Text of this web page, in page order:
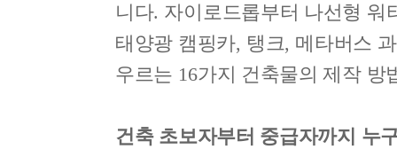
니다. 자이로드롭부터 나선형 워
태양광 캠핑카, 탱크, 메타버스
우르는 16가지 건축물의 제작 방
건축 초보자부터 중급자까지 누